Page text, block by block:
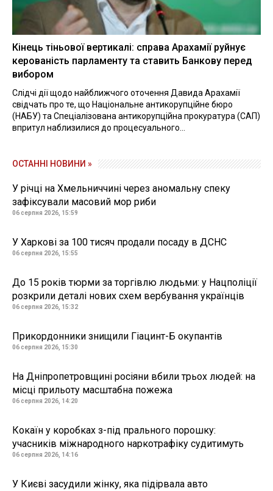
Кінець тіньової вертикалі: справа Арахамії руйнує
керованість парламенту та ставить Банкову перед
вибором
Слідчі дії щодо найближчого оточення Давида Арахамії
свідчать про те, що Національне антикорупційне бюро
(НАБУ) та Спеціалізована антикорупційна прокуратура (САП)
впритул наблизилися до процесуального...
ОСТАННІ НОВИНИ »
У річці на Хмельниччині через аномальну спеку
зафіксували масовий мор риби
06 серпня 2026, 15:59
У Харкові за 100 тисяч продали посаду в ДСНС
06 серпня 2026, 15:55
До 15 років тюрми за торгівлю людьми: у Нацполіції
розкрили деталі нових схем вербування українців
06 серпня 2026, 15:32
Прикордонники знищили Гіацинт-Б окупантів
06 серпня 2026, 15:30
На Дніпропетровщині росіяни вбили трьох людей: на
місці прильоту масштабна пожежа
06 серпня 2026, 14:20
Кокаїн у коробках з-під прального порошку:
учасників міжнародного наркотрафіку судитимуть
06 серпня 2026, 14:16
У Києві засудили жінку, яка підірвала авто